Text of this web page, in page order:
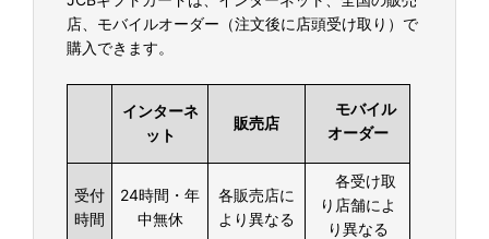
店、モバイルオーダー（注文後に店頭受け取り）で
購入できます。
インターネ
ット
販売店
モバイル
オーダー
受付
時間
24時間・年
中無休
各販売店に
より異なる
各受け取
り店舗に よ
り異なる